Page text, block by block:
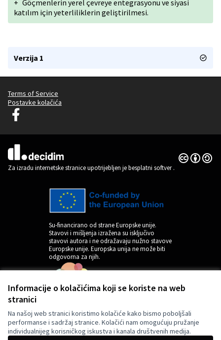
Informacije o kolačićima koji se koriste na web
stranici
Na našoj web stranici koristimo kolačiće kako bismo poboljšali
performanse i sadržaj stranice. Kolačići nam omogućuju pružanje
individualnijeg korisničkog iskustva i kanala društvenih medija.
+ Göçmenlerin yerel çevreye entegrasyonu ve siyasi
katılım için yeterliliklerin geliştirilmesi.
Verzija 1
Terms of Service
Postavke kolačića
Decidim Ljubljana na Facebooku
(Vanjska poveznica)
Za izradu internetske stranice upotrijebljen je besplatni softver.
Licencija
(Vanjska
Su-financirano od strane Europske unije.
Stavovi i mišljenja izražena su isključivo
stavovi autora i ne odražavaju nužno stavove
Europske unije. Europska unija ne može biti
odgovorna za njih.